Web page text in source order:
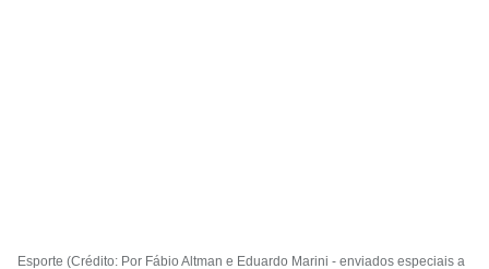
Esporte (Crédito: Por Fábio Altman e Eduardo Marini - enviados especiais a